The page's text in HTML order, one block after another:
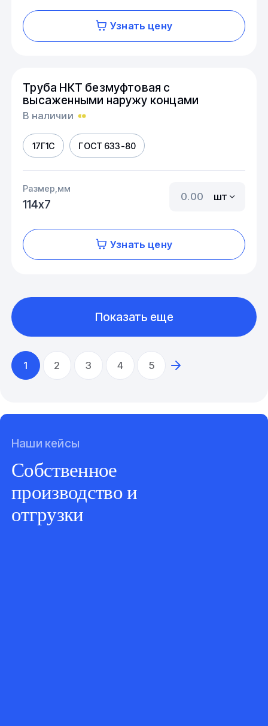
Узнать цену
Труба НКТ безмуфтовая с
высаженными наружу концами
В наличии
17Г1С ГОСТ 633-80
Размер,мм
114х7
шт
Узнать цену
1 2 3 4 5
Показать еще
Наши кейсы
Собственное
производство и
отгрузки